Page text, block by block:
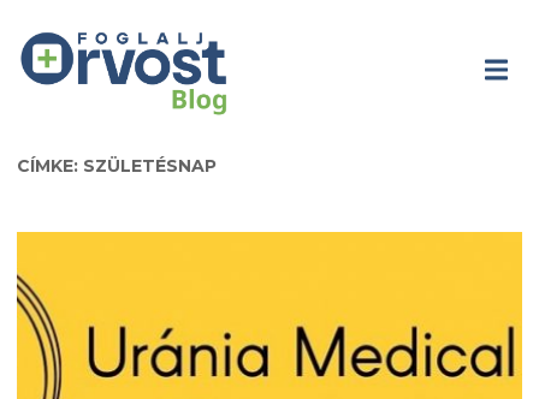
CÍMKE: SZÜLETÉSNAP